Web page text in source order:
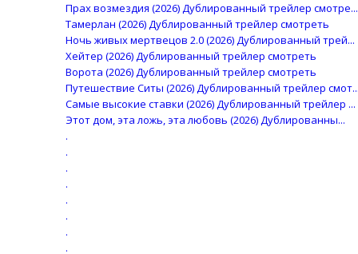
Прах возмездия (2026) Дублированный трейлер смотре...
Тамерлан (2026) Дублированный трейлер смотреть
Ночь живых мертвецов 2.0 (2026) Дублированный трей...
Хейтер (2026) Дублированный трейлер смотреть
Ворота (2026) Дублированный трейлер смотреть
Путешествие Ситы (2026) Дублированный трейлер смот...
Самые высокие ставки (2026) Дублированный трейлер ...
Этот дом, эта ложь, эта любовь (2026) Дублированны...
.
.
.
.
.
.
.
.